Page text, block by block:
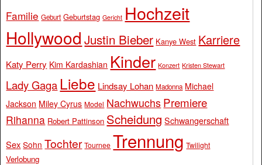
Familie Geburt Geburtstag Gericht Hochzeit
Hollywood Justin Bieber Kanye West Karriere
Katy Perry Kim Kardashian Kinder Konzert Kristen Stewart
Lady Gaga Liebe Lindsay Lohan Madonna Michael
Jackson Miley Cyrus Model Nachwuchs Premiere
Rihanna Robert Pattinson Scheidung Schwangerschaft
Sex Sohn Tochter Tournee Trennung Twilight
Verlobung